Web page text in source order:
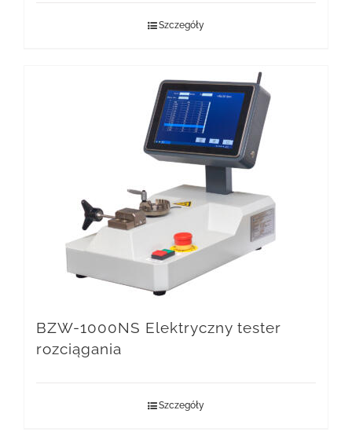
Szczegóły
BZW-1000NS Elektryczny tester
rozciągania
Szczegóły